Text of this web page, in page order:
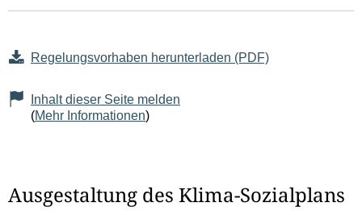
Regelungsvorhaben herunterladen (PDF)
Inhalt dieser Seite melden
(Mehr Informationen)
Ausgestaltung des Klima-Sozialplans